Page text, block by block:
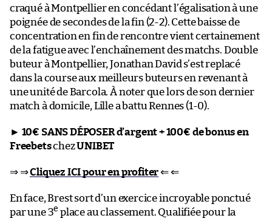
craqué à Montpellier en concédant l’égalisation à une
poignée de secondes de la fin (2-2). Cette baisse de
concentration en fin de rencontre vient certainement
de la fatigue avec l’enchaînement des matchs. Double
buteur à Montpellier, Jonathan David s’est replacé
dans la course aux meilleurs buteurs en revenant à
une unité de Barcola. À noter que lors de son dernier
match à domicile, Lille a battu Rennes (1-0).
► 10€ SANS DÉPOSER d’argent + 100€ de bonus en
FreebetschezUNIBET
⇒ ⇒Cliquez ICI pour en profiter⇐ ⇐
En face, Brest sort d’un exercice incroyable ponctué
par une 3e place au classement. Qualifiée pour la